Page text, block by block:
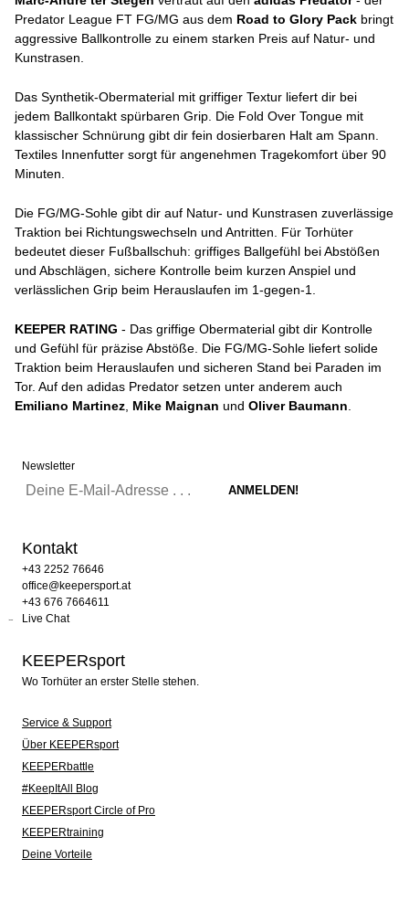
Predator League FT FG/MG aus dem Road to Glory Pack bringt
aggressive Ballkontrolle zu einem starken Preis auf Natur- und
Kunstrasen.
Das Synthetik-Obermaterial mit griffiger Textur liefert dir bei
jedem Ballkontakt spürbaren Grip. Die Fold Over Tongue mit
klassischer Schnürung gibt dir fein dosierbaren Halt am Spann.
Textiles Innenfutter sorgt für angenehmen Tragekomfort über 90
Minuten.
Die FG/MG-Sohle gibt dir auf Natur- und Kunstrasen zuverlässige
Traktion bei Richtungswechseln und Antritten. Für Torhüter
bedeutet dieser Fußballschuh: griffiges Ballgefühl bei Abstößen
und Abschlägen, sichere Kontrolle beim kurzen Anspiel und
verlässlichen Grip beim Herauslaufen im 1-gegen-1.
KEEPER RATING - Das griffige Obermaterial gibt dir Kontrolle
und Gefühl für präzise Abstöße. Die FG/MG-Sohle liefert solide
Traktion beim Herauslaufen und sicheren Stand bei Paraden im
Tor. Auf den adidas Predator setzen unter anderem auch
Emiliano Martinez Mike Maignan und Oliver Baumann
Newsletter
Kontakt
+43 2252 76646
office@keepersport.at
+43 676 7664611
Live Chat
KEEPERsport
Wo Torhüter an erster Stelle stehen.
Service & Support
Über KEEPERsport
KEEPERbattle
#KeepItAll Blog
KEEPERsport Circle of Pro
KEEPERtraining
Deine Vorteile